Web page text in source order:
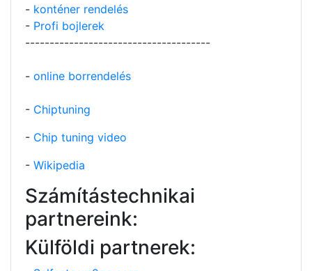
- konténer rendelés
- Profi bojlerek
--------------------------------------
- online borrendelés
- Chiptuning
- Chip tuning video
- Wikipedia
Számítástechnikai
partnereink:
Külföldi partnerek: